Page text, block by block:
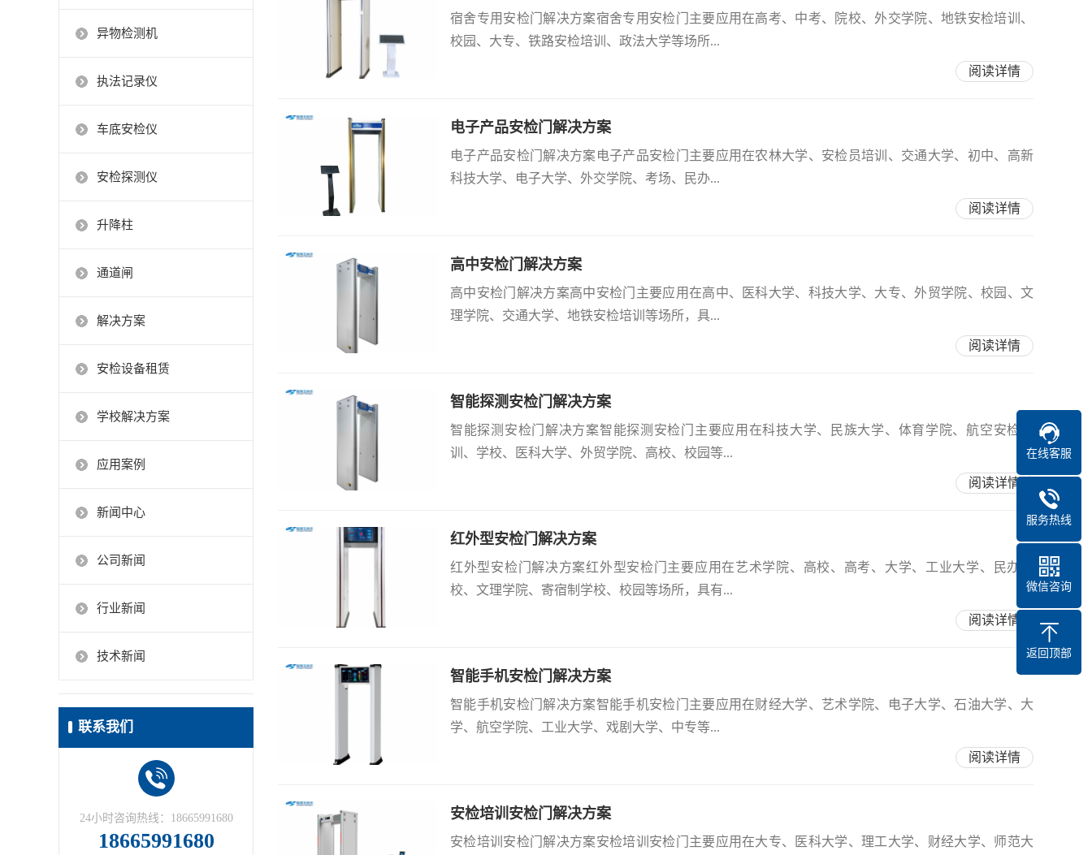
异物检测机
执法记录仪
车底安检仪
安检探测仪
升降柱
通道闸
解决方案
安检设备租赁
学校解决方案
应用案例
新闻中心
公司新闻
行业新闻
技术新闻
联系我们
24小时咨询热线：18665991680
18665991680
宿舍专用安检门解决方案宿舍专用安检门主要应用在高考、中考、院校、外交学院、地铁安检培训、
校园、大专、铁路安检培训、政法大学等场所...
阅读详情
电子产品安检门解决方案
电子产品安检门解决方案电子产品安检门主要应用在农林大学、安检员培训、交通大学、初中、高新
科技大学、电子大学、外交学院、考场、民办...
阅读详情
高中安检门解决方案
高中安检门解决方案高中安检门主要应用在高中、医科大学、科技大学、大专、外贸学院、校园、文
理学院、交通大学、地铁安检培训等场所，具...
阅读详情
智能探测安检门解决方案
智能探测安检门解决方案智能探测安检门主要应用在科技大学、民族大学、体育学院、航空安检培
训、学校、医科大学、外贸学院、高校、校园等...
阅读详情
红外型安检门解决方案
红外型安检门解决方案红外型安检门主要应用在艺术学院、高校、高考、大学、工业大学、民办院
校、文理学院、寄宿制学校、校园等场所，具有...
阅读详情
智能手机安检门解决方案
智能手机安检门解决方案智能手机安检门主要应用在财经大学、艺术学院、电子大学、石油大学、大
学、航空学院、工业大学、戏剧大学、中专等...
阅读详情
安检培训安检门解决方案
安检培训安检门解决方案安检培训安检门主要应用在大专、医科大学、理工大学、财经大学、师范大
在线客服
服务热线
微信咨询
返回顶部